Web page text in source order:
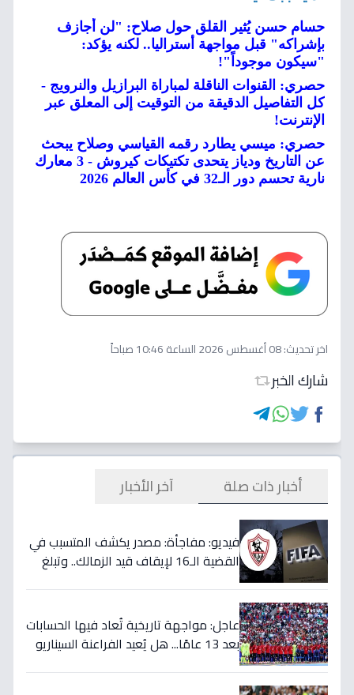
حسام حسن يُثير القلق حول صلاح: "لن أجازف
بإشراكه" قبل مواجهة أستراليا.. لكنه يؤكد:
"سيكون موجوداً"!
حصري: القنوات الناقلة لمباراة البرازيل والنرويج -
كل التفاصيل الدقيقة من التوقيت إلى المعلق عبر
الإنترنت!
حصري: ميسي يطارد رقمه القياسي وصلاح يبحث
عن التاريخ ودياز يتحدى تكتيكات كيروش - 3 معارك
نارية تحسم دور الـ32 في كأس العالم 2026
اخر تحديث:08 أغسطس 2026 الساعة 10:46 صباحاً
شارك الخبر
أخبار ذات صلة آخر الأخبار
فيديو: مفاجأة: مصدر يكشف المتسبب في
القضية الـ16 لإيقاف قيد الزمالك.. وتبلغ
عاجل: مواجهة تاريخية تُعاد فيها الحسابات
بعد 13 عامًا... هل يُعيد الفراعنة السيناريو